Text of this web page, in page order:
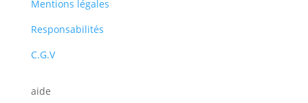
Mentions légales
Responsabilités
C.G.V
aide